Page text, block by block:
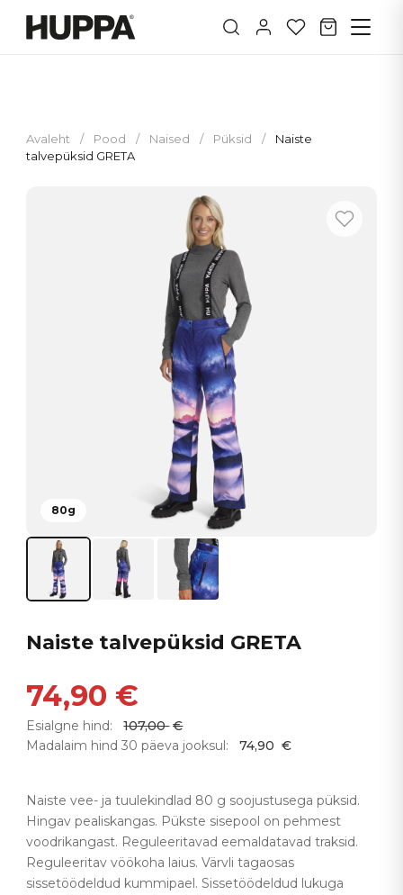
Avaleht / Pood / Naised / Püksid /
Naiste
talvepüksid GRETA
80g
Naiste talvepüksid GRETA
74,90 €
Esialgne hind: 107,00 €
Madalaim hind 30 päeva jooksul:
74,90 €
Naiste vee- ja tuulekindlad 80 g soojustusega püksid.
Hingav pealiskangas. Pükste sisepool on pehmest
voodrikangast. Reguleeritavad eemaldatavad traksid.
Reguleeritav vöökoha laius. Värvli tagaosas
sissetöödeldud kummipael. Sissetöödeldud lukuga